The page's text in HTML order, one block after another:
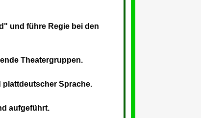
und führe Regie bei den
Theatergruppen.
Sprache.
aufgeführt.